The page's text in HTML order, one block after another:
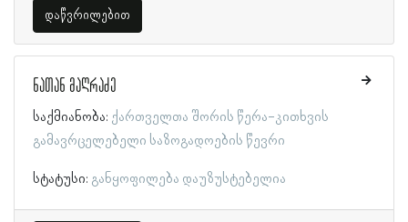
დაწვრილებით
ნათან მაღრაძე
საქმიანობა: ქართველთა შორის წერა-კითხვის
გამავრცელებელი საზოგადოების წევრი
სტატუსი: განყოფილება დაუზუსტებელია